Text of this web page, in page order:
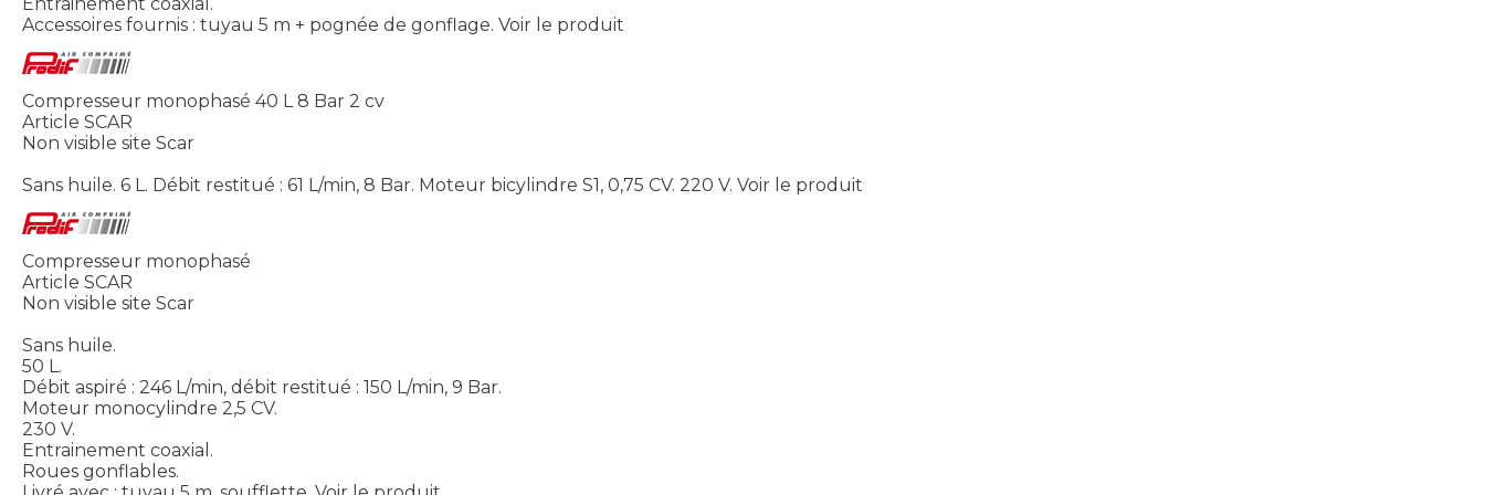
Entrainement coaxial.
Accessoires fournis : tuyau 5 m + pognée de gonflage. Voir le produit
Compresseur monophasé 40 L 8 Bar 2 cv
Article SCAR
Non visible site Scar
Sans huile. 6 L. Débit restitué : 61 L/min, 8 Bar. Moteur bicylindre S1, 0,75 CV. 220 V. Voir le produit
Compresseur monophasé
Article SCAR
Non visible site Scar
Sans huile.
50 L.
Débit aspiré : 246 L/min, débit restitué : 150 L/min, 9 Bar.
Moteur monocylindre 2,5 CV.
230 V.
Entrainement coaxial.
Roues gonflables.